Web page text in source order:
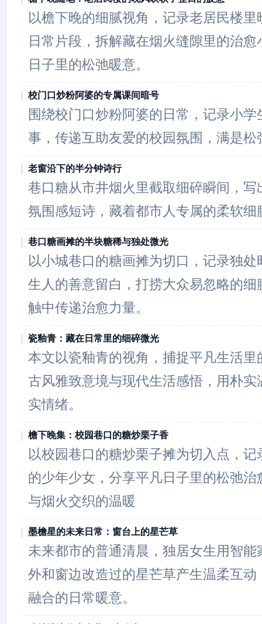
以檐下晚的细腻视角，记录老居民楼
日常片段，拆解藏在烟火缝隙里的治
日子里的松弛暖意。
校门口炒粉阿婆的专属课间暗号
围绕校门口炒粉阿婆的日常，记录小
事，传递互助友爱的校园氛围，满是松
老窗沿下的半分钟诗行
巷口糖从市井烟火里截取细碎瞬间，写
氛围感短诗，藏着都市人专属的柔软细
巷口糖画摊的半块糖稀与独处微光
以小城巷口的糖画摊为切口，记录独
生人的善意留白，打捞大众易忽略的细
触中传递治愈力量。
瓷釉青：藏在日常里的细碎微光
本文以瓷釉青的视角，捕捉平凡生活里
古风雅致意境与现代生活感悟，用朴实
实情绪。
檐下晚集：校园巷口的糖炒栗子香
以校园巷口的糖炒栗子摊为切入点，
的少年少女，分享平凡日子里的松弛
与烟火交织的温暖
墨檐星的未来日常：窗台上的星芒草
未来都市的普通清晨，独居女生用智
外和窗边改造过的星芒草产生温柔互动
融合的日常暖意。